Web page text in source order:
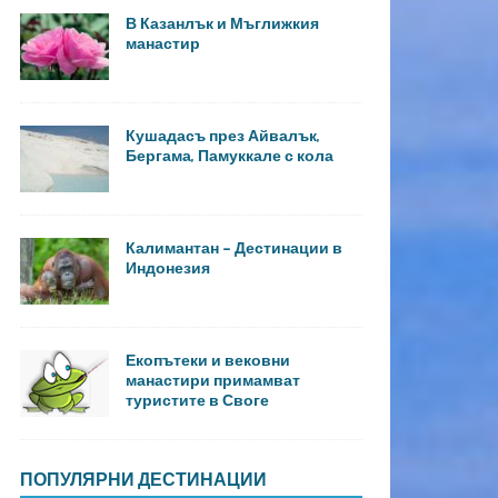
В Казанлък и Мъглижкия
манастир
Кушадасъ през Айвалък,
Бергама, Памуккале с кола
Калимантан – Дестинации в
Индонезия
Екопътеки и вековни
манастири примамват
туристите в Своге
ПОПУЛЯРНИ ДЕСТИНАЦИИ